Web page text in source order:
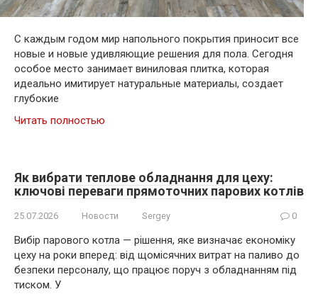
С каждым годом мир напольного покрытия приносит все
новые и новые удивляющие решения для пола. Сегодня
особое место занимает виниловая плитка, которая
идеально имитирует натуральные материалы, создает
глубокие
Читать полностью
Як вибрати теплове обладнання для цеху:
ключові переваги прямоточних парових котлів
25.07.2026 Новости Sergey 0
Вибір парового котла — рішення, яке визначає економіку
цеху на роки вперед: від щомісячних витрат на паливо до
безпеки персоналу, що працює поруч з обладнанням під
тиском. У